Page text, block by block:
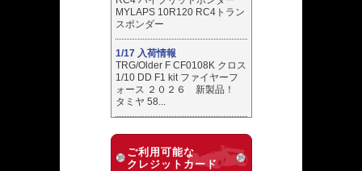
MYLAPS 10R120 RC4トラン
スポンダー
1/17 入荷情報
TRG/Older F CF0108K クロス
1/10 DD F1 kit ファイヤーフ
ォース ２０２６ 新製品！
タミヤ 58...
ご利用可能な
クレジットカード